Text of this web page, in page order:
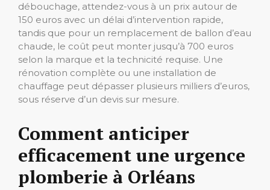
débouchage, attendez-vous à un prix autour de
150 euros avec un délai d’intervention rapide,
tandis que pour un remplacement de ballon d’eau
chaude, le coût peut monter jusqu’à 700 euros
selon la marque et la technicité requise. Une
rénovation complète ou une installation de
chauffage peut dépasser plusieurs milliers d’euros,
sous réserve d’un devis sur mesure.
Comment anticiper
efficacement une urgence
plomberie à Orléans